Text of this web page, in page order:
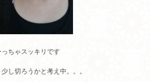
っちゃスッキリです
少し切ろうかと考え中。。。